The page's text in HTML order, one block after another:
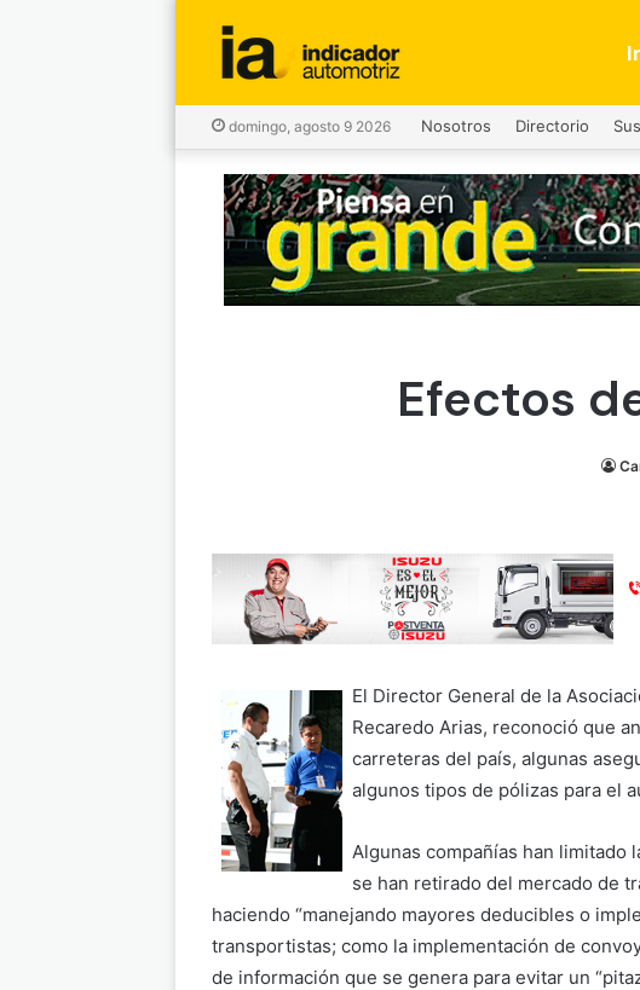
domingo, agosto 9 2026 Nosotros Directorio
Efectos
El Director General de la
Recaredo Arias, reconoció que
carreteras del país, algunas
algunos tipos de pólizas para el
Algunas compañías han limitado
se han retirado del mercado de
haciendo “manejando mayores deducibles o
transportistas; como la implementación de
de información que se genera para evitar un